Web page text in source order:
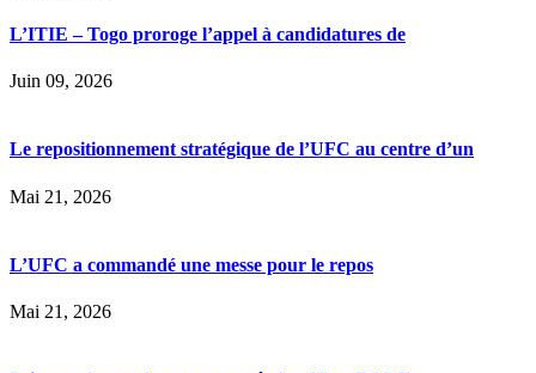
L’ITIE – Togo proroge l’appel à candidatures de
Juin 09, 2026
Le repositionnement stratégique de l’UFC au centre d’un
Mai 21, 2026
L’UFC a commandé une messe pour le repos
Mai 21, 2026